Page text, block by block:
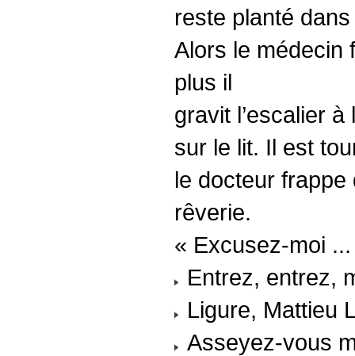
reste planté
Alors le médecin
plus il
gravit l’escalier
sur le lit. Il est
le docteur
rêverie.
« Excusez-moi ...
Entrez, entrez,
Ligure, Mattieu
Asseyez-vous